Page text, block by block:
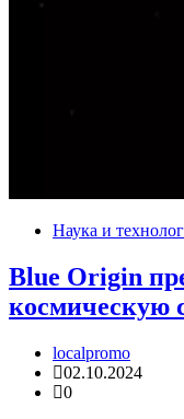
Наука и
Blue Origin
космическую
localpromo
02.10.2024
0